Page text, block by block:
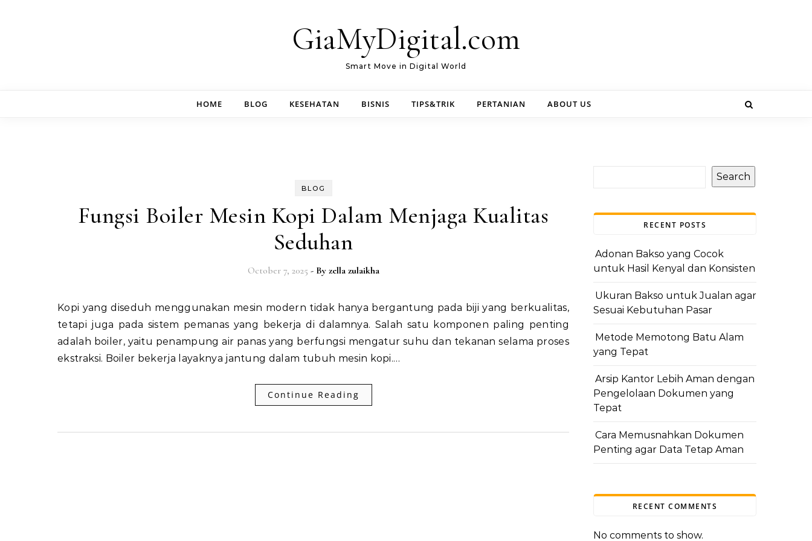
GiaMyDigital.com
Smart Move in Digital World
HOME BLOG KESEHATAN BISNIS TIPS&TRIK PERTANIAN ABOUT US
BLOG
Fungsi Boiler Mesin Kopi Dalam Menjaga Kualitas
Seduhan
October 7, 2025 - By zella zulaikha
Kopi yang diseduh menggunakan mesin modern tidak hanya bergantung pada biji yang berkualitas,
tetapi juga pada sistem pemanas yang bekerja di dalamnya. Salah satu komponen paling penting
adalah boiler, yaitu penampung air panas yang berfungsi mengatur suhu dan tekanan selama proses
ekstraksi. Boiler bekerja layaknya jantung dalam tubuh mesin kopi.…
Continue Reading
Search
RECENT POSTS
Adonan Bakso yang Cocok
untuk Hasil Kenyal dan Konsisten
Ukuran Bakso untuk Jualan agar
Sesuai Kebutuhan Pasar
Metode Memotong Batu Alam
yang Tepat
Arsip Kantor Lebih Aman dengan
Pengelolaan Dokumen yang
Tepat
Cara Memusnahkan Dokumen
Penting agar Data Tetap Aman
RECENT COMMENTS
No comments to show.